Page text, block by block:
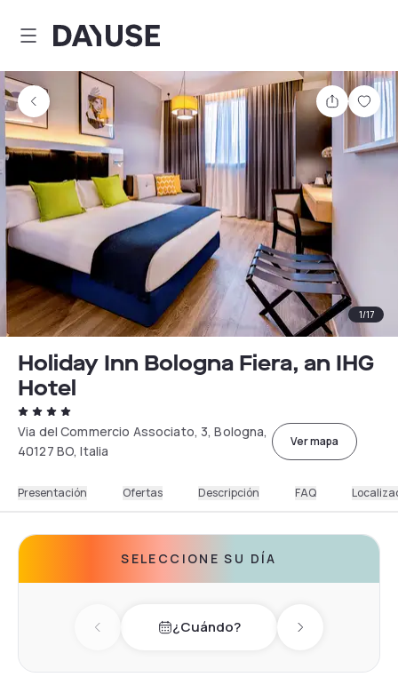
Dayuse
1/17
Holiday Inn Bologna Fiera, an IHG
Hotel
Via del Commercio Associato, 3, Bologna,
40127 BO, Italia
Ver mapa
Presentación Ofertas Descripción FAQ
SELECCIONE SU DÍA
Previous day¿Cuándo? Next day